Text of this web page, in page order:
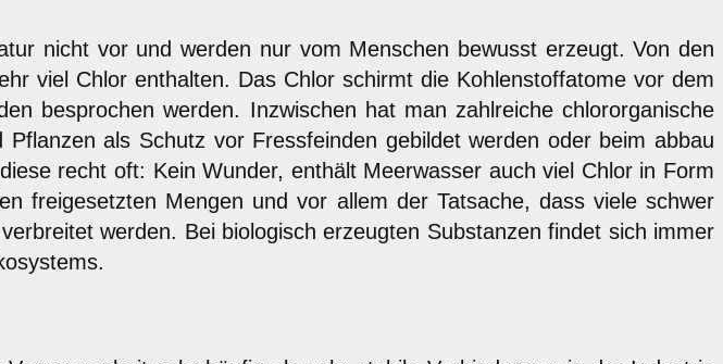
nicht vor und werden nur vom Menschen bewusst erzeugt. Von den
viel Chlor enthalten. Das Chlor schirmt die Kohlenstoffatome vor dem
besprochen werden. Inzwischen hat man zahlreiche chlororganische
als Schutz vor Fressfeinden gebildet werden oder beim abbau
recht oft: Kein Wunder, enthält Meerwasser auch viel Chlor in Form
freigesetzten Mengen und vor allem der Tatsache, dass viele schwer
werden. Bei biologisch erzeugten Substanzen findet sich immer